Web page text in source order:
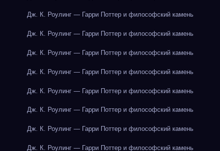
Дж. К. Роулинг — Гарри Поттер и философский камень
Дж. К. Роулинг — Гарри Поттер и философский камень
Дж. К. Роулинг — Гарри Поттер и философский камень
Дж. К. Роулинг — Гарри Поттер и философский камень
Дж. К. Роулинг — Гарри Поттер и философский камень
Дж. К. Роулинг — Гарри Поттер и философский камень
Дж. К. Роулинг — Гарри Поттер и философский камень
Дж. К. Роулинг — Гарри Поттер и философский камень